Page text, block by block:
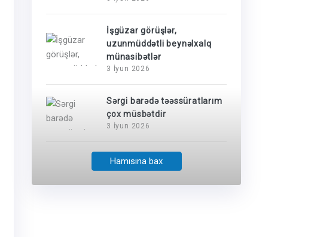
İşgüzar görüşlər,
uzunmüddətli beynəlxalq
münasibətlər
3 İyun 2026
Sərgi barədə təəssüratlarım
çox müsbətdir
3 İyun 2026
Hamısına bax